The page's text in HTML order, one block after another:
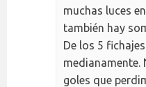
muchas luces
también hay
De los 5
medianamente.
goles que